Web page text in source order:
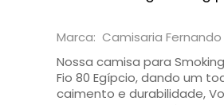
Marca: Camisaria
Nossa camisa para
Fio 80 Egípcio, dando um
caimento e durabilidade,